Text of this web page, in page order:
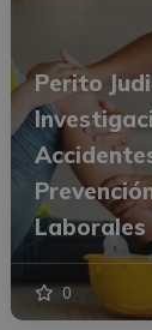
Perito
Laborales
0